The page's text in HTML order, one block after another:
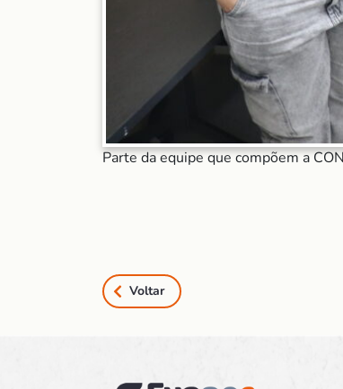
Parte da equipe que compõem a
Voltar